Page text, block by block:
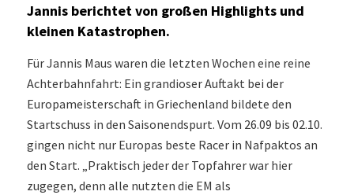
Jannis berichtet von großen Highlights und
kleinen Katastrophen.
Für Jannis Maus waren die letzten Wochen eine reine
Achterbahnfahrt: Ein grandioser Auftakt bei der
Europameisterschaft in Griechenland bildete den
Startschuss in den Saisonendspurt. Vom 26.09 bis 02.10.
gingen nicht nur Europas beste Racer in Nafpaktos an
den Start. „Praktisch jeder der Topfahrer war hier
zugegen, denn alle nutzten die EM als